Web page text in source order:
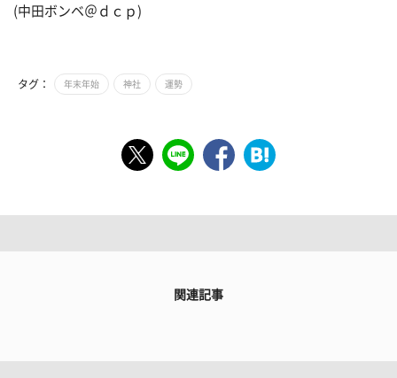
(中田ボンベ＠ｄｃｐ)
タグ： 年末年始 神社 運勢
関連記事